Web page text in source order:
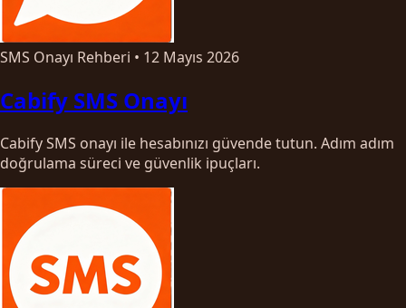
SMS Onayı Rehberi • 12 Mayıs 2026
Cabify SMS Onayı
Cabify SMS onayı ile hesabınızı güvende tutun. Adım adım
doğrulama süreci ve güvenlik ipuçları.